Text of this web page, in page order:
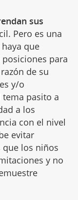
sus
Pero es una
que
para
de su
y/o
pasito a
a los
con el nivel
evitar
los niños
y no